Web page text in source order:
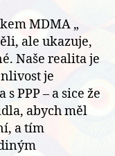
MDMA „
ale ukazuje,
Naše realita je
je
PPP – a sice že
abych měl
a tím